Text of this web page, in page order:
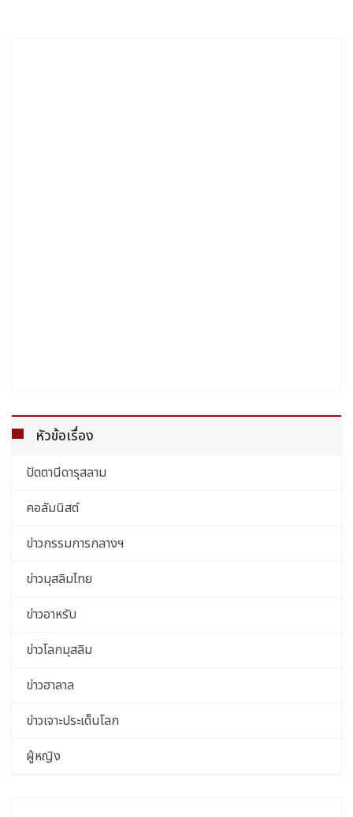
หัวข้อเรื่อง
ปัตตานีดารุสลาม
คอลัมนิสต์
ข่าวกรรมการกลางฯ
ข่าวมุสลิมไทย
ข่าวอาหรับ
ข่าวโลกมุสลิม
ข่าวฮาลาล
ข่าวเจาะประเด็นโลก
ผู้หญิง